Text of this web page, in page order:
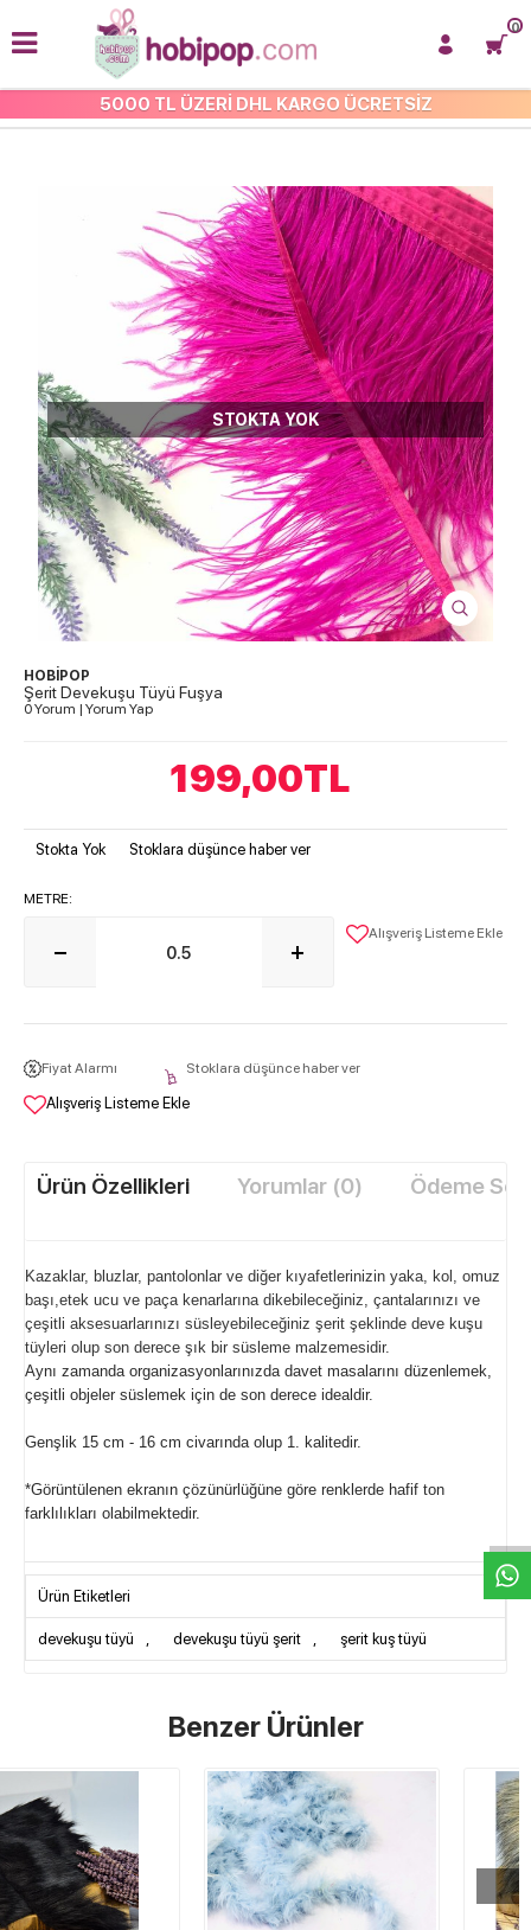
5000 TL ÜZERİ DHL KARGO ÜCRETSİZ
0
SUNİ KÜRK VE TÜYLER
STOKTA YOK
HOBİPOP
Şerit Devekuşu Tüyü Fuşya
0 Yorum | Yorum Yap
199,00TL
Stokta Yok Stoklara düşünce haber ver
METRE:
Alışveriş Listeme Ekle
Fiyat Alarmı Stoklara düşünce haber ver
Alışveriş Listeme Ekle
Ürün Özellikleri Yorumlar (0) Ödeme
Kazaklar, bluzlar, pantolonlar ve diğer kıyafetlerinizin yaka, kol, omuz
başı,etek ucu ve paça kenarlarına dikebileceğiniz, çantalarınızı ve
çeşitli aksesuarlarınızı süsleyebileceğiniz şerit şeklinde deve kuşu
tüyleri olup son derece şık bir süsleme malzemesidir.
Aynı zamanda organizasyonlarınızda davet masalarını düzenlemek,
çeşitli objeler süslemek için de son derece idealdir.
Genşlik 15 cm - 16 cm civarında olup 1. kalitedir.
*Görüntülenen ekranın çözünürlüğüne göre renklerde hafif ton
farklılıkları olabilmektedir.
Ürün Etiketleri
devekuşu tüyü , devekuşu tüyü şerit , şerit kuş tüyü
Benzer Ürünler
STOKTA YOK